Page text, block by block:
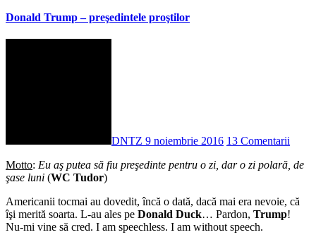
Donald Trump – preşedintele proştilor
DNTZ 9 noiembrie 2016 13 Comentarii
Motto: Eu aş putea să fiu preşedinte pentru o zi, dar o zi polară, de
şase luni (WC Tudor)
Americanii tocmai au dovedit, încă o dată, dacă mai era nevoie, că
îşi merită soarta. L-au ales pe Donald Duck… Pardon, Trump!
Nu-mi vine să cred. I am speechless. I am without speech.